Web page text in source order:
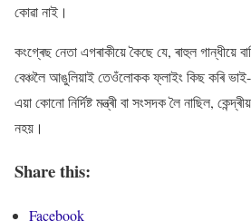
কোৱা নাই।
কংগ্ৰেছ নেতা এগৰাকীয়ে কৈছে যে, ৰাহুল গান্ধীয়ে
বেঞ্চলৈ আঙুলিয়াই তেওঁলোকক ফ্লাইং কিছ কৰি
এয়া কোনো নিৰ্দিষ্ট মন্ত্ৰী বা সংসদক লৈ নাছিল,
নহয়।
Share this:
Facebook